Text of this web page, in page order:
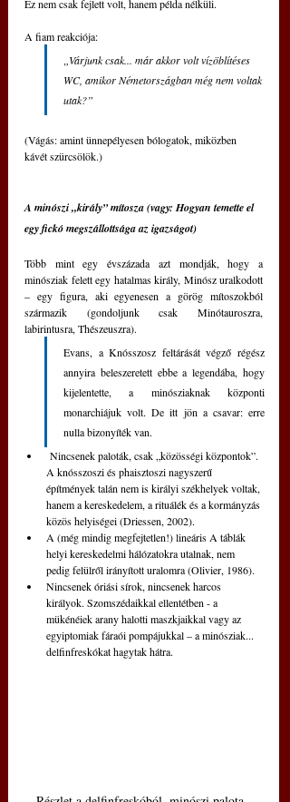
Ez nem csak fejlett volt, hanem példa nélküli.
A fiam reakciója:
„Várjunk csak... már akkor volt vízöblítéses
WC, amikor Németországban még nem voltak
utak?”
(Vágás: amint ünnepélyesen bólogatok, miközben
kávét szürcsölök.)
A minószi „király” mítosza (vagy: Hogyan temette el
egy fickó megszállottsága az igazságot)
Több mint egy évszázada azt mondják, hogy a
minósziak felett egy hatalmas király, Minósz uralkodott
– egy figura, aki egyenesen a görög mítoszokból
származik (gondoljunk csak Minótauroszra,
labirintusra, Thészeuszra).
Evans, a Knósszosz feltárását végző régész
annyira beleszeretett ebbe a legendába, hogy
kijelentette, a minósziaknak központi
monarchiájuk volt. De itt jön a csavar: erre
nulla bizonyíték van.
Nincsenek paloták, csak „közösségi központok”.
A knósszoszi és phaisztoszi nagyszerű
építmények talán nem is királyi székhelyek voltak,
hanem a kereskedelem, a rituálék és a kormányzás
közös helyiségei (Driessen, 2002).
A (még mindig megfejtetlen!) lineáris A táblák
helyi kereskedelmi hálózatokra utalnak, nem
pedig felülről irányított uralomra (Olivier, 1986).
Nincsenek óriási sírok, nincsenek harcos
királyok. Szomszédaikkal ellentétben - a
mükénéiek arany halotti maszkjaikkal vagy az
egyiptomiak fáraói pompájukkal – a minósziak...
delfinfreskókat hagytak hátra.